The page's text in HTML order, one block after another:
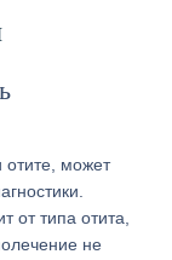
отите, может
от типа отита,
не